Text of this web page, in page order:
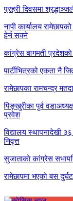
प्रहरी दिवसमा
नापी कार्यालय
हेर्न सक्ने
कांग्रेस बागमती प्रदेशकाे
पार्टीभित्रको एकता नै
रामेछापका रामचन्द्र
पिङ्खुरीका पुर्व
प्रवेश
विद्यालय स्थापनादेखी
निवृत्त
सुजाताकाे कांग्रेस
रामेछापमा भएकाे बस